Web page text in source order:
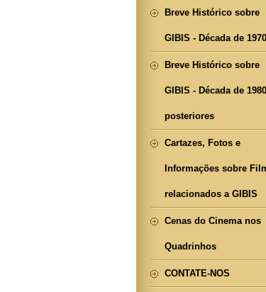
Breve Histórico sobre
GIBIS - Década de 1970
Breve Histórico sobre
GIBIS - Década de
posteriores
Cartazes, Fotos e
Informações sobre
relacionados a GIBIS
Cenas do Cinema nos
Quadrinhos
CONTATE-NOS